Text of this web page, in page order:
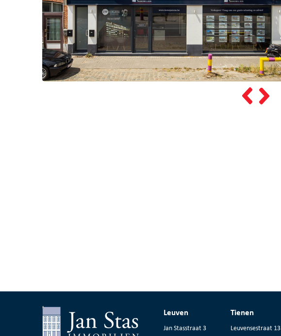
Leuven
Jan Stasstraat 3
Tienen
Leuvensestraat 13